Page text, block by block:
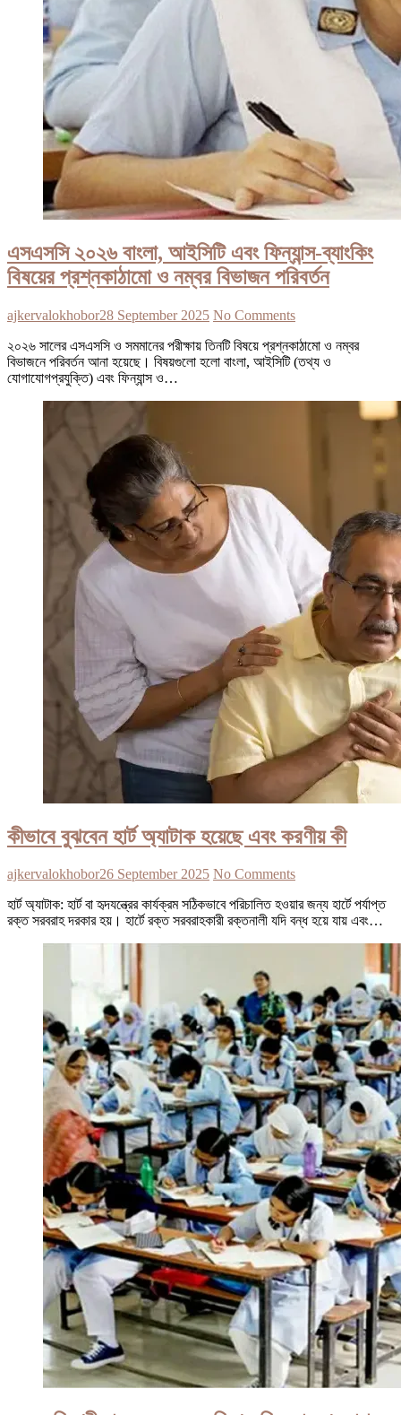
এসএসসি ২০২৬ বাংলা, আইসিটি এবং ফিন্যান্স-ব্যাংকিং
বিষয়ের প্রশ্নকাঠামো ও নম্বর বিভাজন পরিবর্তন
ajkervalokhobor28 September 2025 No Comments
২০২৬ সালের এসএসসি ও সমমানের পরীক্ষায় তিনটি বিষয়ে প্রশ্নকাঠামো ও নম্বর
বিভাজনে পরিবর্তন আনা হয়েছে। বিষয়গুলো হলো বাংলা, আইসিটি (তথ্য ও
যোগাযোগপ্রযুক্তি) এবং ফিন্যান্স ও…
কীভাবে বুঝবেন হার্ট অ্যাটাক হয়েছে এবং করণীয় কী
ajkervalokhobor26 September 2025 No Comments
হার্ট অ্যাটাক: হার্ট বা হৃদযন্ত্রের কার্যক্রম সঠিকভাবে পরিচালিত হওয়ার জন্য হার্টে পর্যাপ্ত
রক্ত সরবরাহ দরকার হয়। হার্টে রক্ত সরবরাহকারী রক্তনালী যদি বন্ধ হয়ে যায় এবং…